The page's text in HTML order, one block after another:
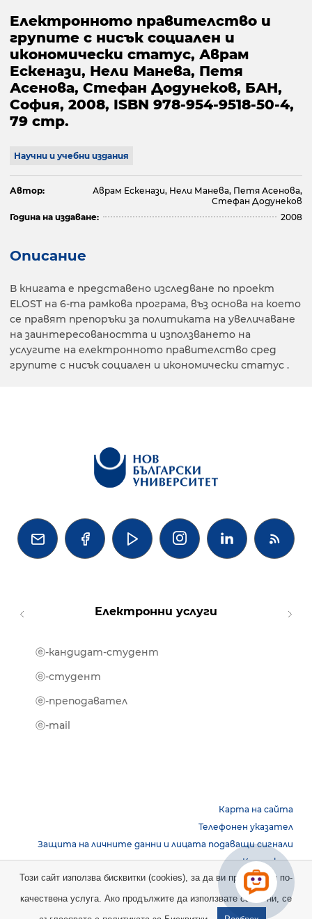
Електронното правителство и
групите с нисък социален и
икономически статус, Аврам
Ескенази, Нели Манева, Петя
Асенова, Стефан Додунеков, БАН,
София, 2008, ISBN 978-954-9518-50-4,
79 стр.
Научни и учебни издания
Автор:
Аврам Ескенази, Нели Манева, Петя Асенова,
Стефан Додунеков
Година на издаване:
2008
Описание
В книгата е представено изследване по проект
ELOST на 6-та рамкова програма, въз основа на което
се правят препоръки за политиката на увеличаване
на заинтересоваността и използването на
услугите на електронното правителство сред
групите с нисък социален и икономически статус .
   
Електронни услуги
ⓔ-кандидат-студент
ⓔ-студент
ⓔ-преподавател
ⓔ-mail
Карта на сайта
Телефонен указател
Защита на личните данни и лицата подаващи сигнали
Контакти
Copyright © 2026 НБУ. Всички права запазени.
Този сайт използва бисквитки (cookies), за да ви предостави по-
качествена услуга. Ако продължите да използвате сайта ни, се